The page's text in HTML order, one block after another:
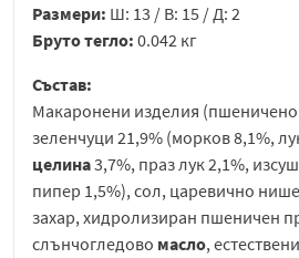
Размери: Ш: 13 / В: 15 / Д: 2
Бруто тегло: 0.042 кг
Състав:
Макаронени изделия
зеленчуци 21,9% (морков 8,1%,
целина3,7%, праз лук 2,1%,
пипер 1,5%), сол, царевично
захар, хидролизиран пшеничен
слънчогледово масло,